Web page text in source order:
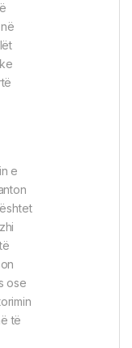
e
ose
të